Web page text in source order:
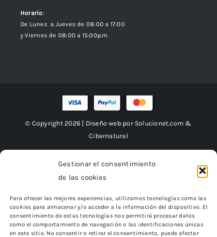
Gestionar el consentimiento
de las cookies
Para ofrecer las mejores experiencias, utilizamos tecnologías como las
cookies para almacenar y/o acceder a la información del dispositivo. El
consentimiento de estas tecnologías nos permitirá procesar datos
como el comportamiento de navegación o las identificaciones únicas
en este sitio. No consentir o retirar el consentimiento, puede afectar
Horario:
De Lunes a Jueves de 08:00 a 17:00
y Viernes de 08:00 a 15:00p.m
© Copyright 2026 | Diseño web por Solucionet.com &
Cibernatural